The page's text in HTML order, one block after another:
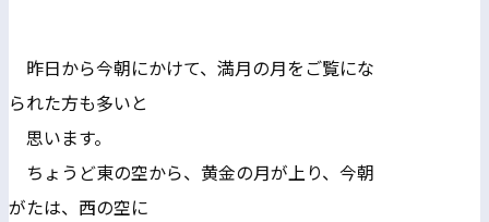
昨日から今朝にかけて、満月の月をご覧にな
られた方も多いと
思います。
ちょうど東の空から、黄金の月が上り、今朝
がたは、西の空に